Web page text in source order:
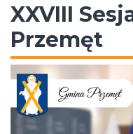
XXVIII
Przemęt